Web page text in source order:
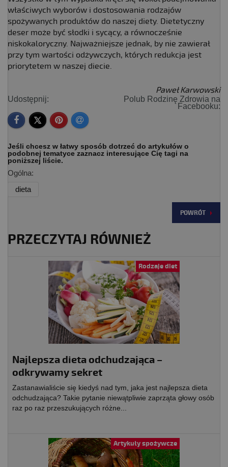
właściwych wyborów i dostosowania rodzajów
spożywanych produktów do naszej diety. Dietetyczny
deser może być słodki i sycący, a równocześnie
niskokaloryczny. Najważniejsze jednak, by nie zawierał
przy tym wartości odżywczych, których redukcja jest
priorytetem w naszej diecie.
Paweł Karwowski
Udostępnij:
Polub Rodzinę Zdrowia na
Facebooku:
Jeśli chcesz w łatwy sposób dotrzeć do artykułów o
podobnej tematyce zaznacz interesujące Cię tagi na
poniższej liście.
Ogólna:
dieta
POWRÓT
PRZECZYTAJ RÓWNIEŻ
Rodzaje diet
Najlepsza dieta odchudzająca –
odkrywamy sekret
Zastanawialiście się kiedyś nad tym, jaka jest najlepsza dieta
odchudzająca? Takie pytanie niewątpliwie zaprząta głowy osób
raz po raz przeszukujących różne...
Artykuły spożywcze